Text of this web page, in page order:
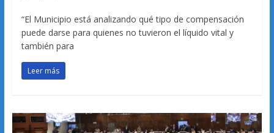
“El Municipio está analizando qué tipo de compensación
puede darse para quienes no tuvieron el líquido vital y
también para
Leer más